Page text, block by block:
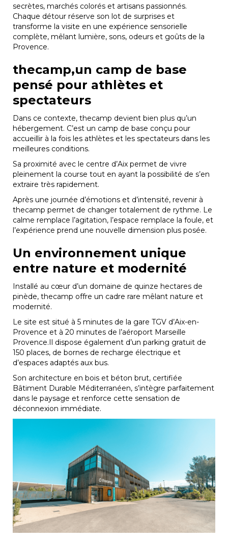
secrètes, marchés colorés et artisans passionnés.
Chaque détour réserve son lot de surprises et
transforme la visite en une expérience sensorielle
complète, mêlant lumière, sons, odeurs et goûts de la
Provence.
thecamp,un camp de base
pensé pour athlètes et
spectateurs
Dans ce contexte, thecamp devient bien plus qu’un
hébergement. C’est un camp de base conçu pour
accueillir à la fois les athlètes et les spectateurs dans les
meilleures conditions.
Sa proximité avec le centre d’Aix permet de vivre
pleinement la course tout en ayant la possibilité de s’en
extraire très rapidement.
Après une journée d’émotions et d’intensité, revenir à
thecamp permet de changer totalement de rythme. Le
calme remplace l’agitation, l’espace remplace la foule, et
l’expérience prend une nouvelle dimension plus posée.
Un environnement unique
entre nature et modernité
Installé au cœur d’un domaine de quinze hectares de
pinède, thecamp offre un cadre rare mêlant nature et
modernité.
Le site est situé à 5 minutes de la gare TGV d’Aix-en-
Provence et à 20 minutes de l’aéroport Marseille
Provence.Il dispose également d’un parking gratuit de
150 places, de bornes de recharge électrique et
d’espaces adaptés aux bus.
Son architecture en bois et béton brut, certifiée
Bâtiment Durable Méditerranéen, s’intègre parfaitement
dans le paysage et renforce cette sensation de
déconnexion immédiate.